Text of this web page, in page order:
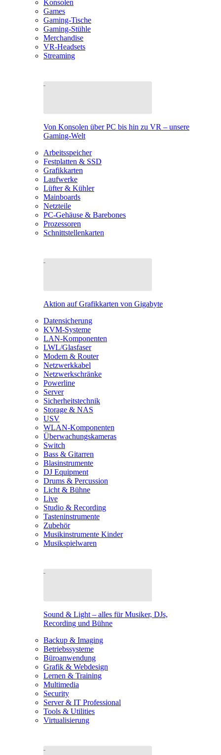
Konsolen
Games
Gaming-Tische
Gaming-Stühle
Merchandise
VR-Headsets
Streaming
Von Konsolen über PC bis hin zu VR – unsere
Gaming-Welt
Arbeitsspeicher
Festplatten & SSD
Grafikkarten
Laufwerke
Lüfter & Kühler
Mainboards
Netzteile
PC-Gehäuse & Barebones
Prozessoren
Schnittstellenkarten
Aktion auf Grafikkarten von Gigabyte
Datensicherung
KVM-Systeme
LAN-Komponenten
LWL/Glasfaser
Modem & Router
Netzwerkkabel
Netzwerkschränke
Powerline
Server
Sicherheitstechnik
Storage & NAS
USV
WLAN-Komponenten
Überwachungskameras
Switch
Bass & Gitarren
Blasinstrumente
DJ Equipment
Drums & Percussion
Licht & Bühne
Live
Studio & Recording
Tasteninstrumente
Zubehör
Musikinstrumente Kinder
Musikspielwaren
Sound & Light – alles für Musiker, DJs,
Recording und Bühne
Backup & Imaging
Betriebssysteme
Büroanwendung
Grafik & Webdesign
Lernen & Training
Multimedia
Security
Server & IT Professional
Tools & Utilities
Virtualisierung